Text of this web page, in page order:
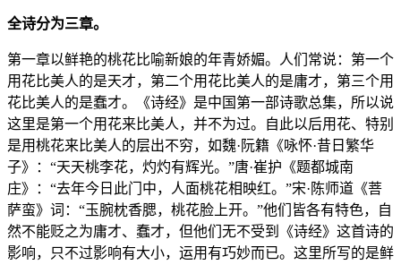
全诗分为三章。
第一章以鲜艳的桃花比喻新娘的年青娇媚。人们常说：第一个
用花比美人的是天才，第二个用花比美人的是庸才，第三个用
花比美人的是蠢才。《诗经》是中国第一部诗歌总集，所以说
这里是第一个用花来比美人，并不为过。自此以后用花、特别
是用桃花来比美人的层出不穷，如魏·阮籍《咏怀·昔日繁华
子》：“天天桃李花，灼灼有辉光。”唐·崔护《题都城南
庄》：“去年今日此门中，人面桃花相映红。”宋·陈师道《菩
萨蛮》词：“玉腕枕香腮，桃花脸上开。”他们皆各有特色，自
然不能贬之为庸才、蠢才，但他们无不受到《诗经》这首诗的
影响，只不过影响有大小，运用有巧妙而已。这里所写的是鲜